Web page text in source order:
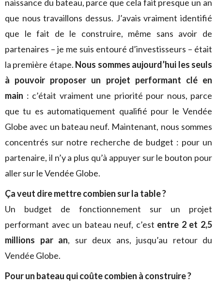
naissance du bateau, parce que cela fait presque un an
que nous travaillons dessus. J’avais vraiment identifié
que le fait de le construire, même sans avoir de
partenaires – je me suis entouré d’investisseurs – était
la première étape. Nous sommes aujourd’hui les seuls
à pouvoir proposer un projet performant clé en
main : c’était vraiment une priorité pour nous, parce
que tu es automatiquement qualifié pour le Vendée
Globe avec un bateau neuf. Maintenant, nous sommes
concentrés sur notre recherche de budget : pour un
partenaire, il n’y a plus qu’à appuyer sur le bouton pour
aller sur le Vendée Globe.
Ça veut dire mettre combien sur la table ?
Un budget de fonctionnement sur un projet
performant avec un bateau neuf, c’est entre 2 et 2,5
millions par an, sur deux ans, jusqu’au retour du
Vendée Globe.
Pour un bateau qui coûte combien à construire ?